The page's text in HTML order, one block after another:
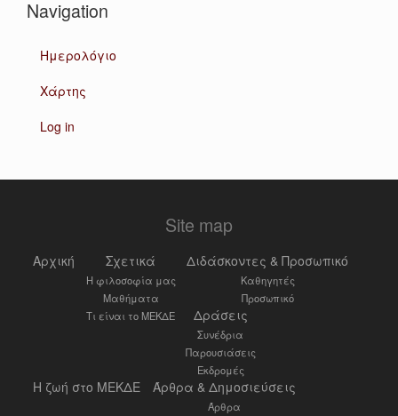
Navigation
Ημερολόγιο
Χάρτης
Log in
Site map
Αρχική Σχετικά
Η φιλοσοφία μας
Μαθήματα
Τι είναι το ΜΕΚΔΕ
Διδάσκοντες & Προσωπικό
Καθηγητές
Προσωπικό
Δράσεις
Συνέδρια
Παρουσιάσεις
Εκδρομές
Η ζωή στο ΜΕΚΔΕ Άρθρα & Δημοσιεύσεις
Άρθρα